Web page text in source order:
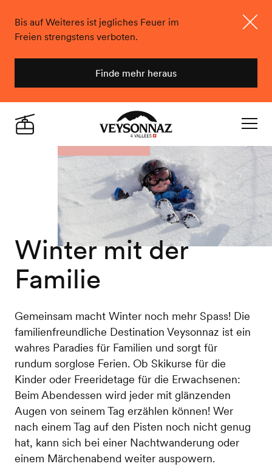
Bis auf Weiteres ist jegliches Feuer im
Freien strengstens verboten.
Finde mehr heraus
Veysonnaz
Winter mit der
Familie
Gemeinsam macht Winter noch mehr Spass! Die
familienfreundliche Destination Veysonnaz ist ein
wahres Paradies für Familien und sorgt für
rundum sorglose Ferien. Ob Skikurse für die
Kinder oder Freeridetage für die Erwachsenen:
Beim Abendessen wird jeder mit glänzenden
Augen von seinem Tag erzählen können! Wer
nach einem Tag auf den Pisten noch nicht genug
hat, kann sich bei einer Nachtwanderung oder
einem Märchenabend weiter auspowern.